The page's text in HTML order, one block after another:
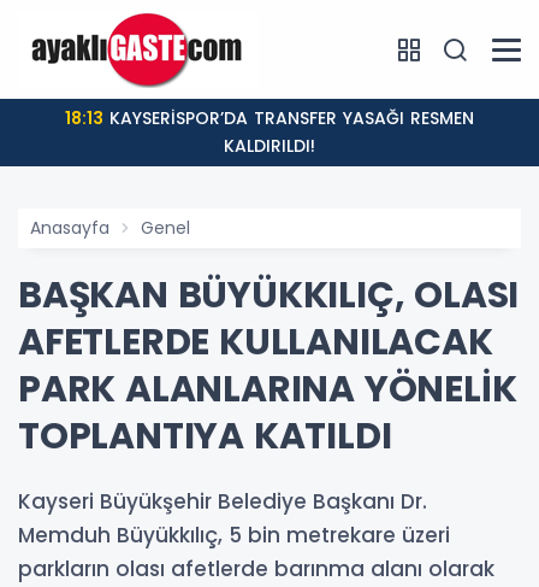
18:13
KALDIRILDI!
Anasayfa Genel
BAŞKAN BÜYÜKKILIÇ, OLASI
AFETLERDE KULLANILACAK
PARK ALANLARINA YÖNELİK
TOPLANTIYA KATILDI
Kayseri Büyükşehir Belediye Başkanı Dr.
Memduh Büyükkılıç, 5 bin metrekare üzeri
parkların olası afetlerde barınma alanı olarak